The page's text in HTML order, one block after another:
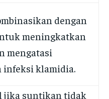
dengan
meningkatkan
mengatasi
klamidia.
jika suntikan tidak